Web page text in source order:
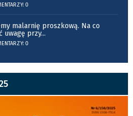
0
malarnię proszkową. Na co
uwagę przy...
0